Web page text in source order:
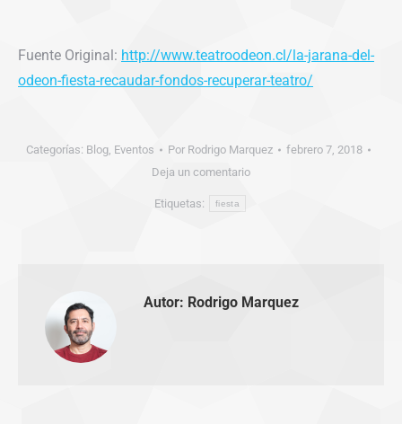
Fuente Original: http://www.teatroodeon.cl/la-jarana-del-
odeon-fiesta-recaudar-fondos-recuperar-teatro/
Categorías: Blog, Eventos Por Rodrigo Marquez
febrero 7, 2018
Deja un comentario
Etiquetas: fiesta
Autor: Rodrigo Marquez